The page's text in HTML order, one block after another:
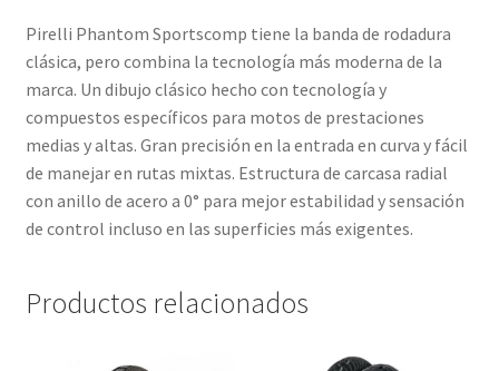
Pirelli Phantom Sportscomp tiene la banda de rodadura
clásica, pero combina la tecnología más moderna de la
marca. Un dibujo clásico hecho con tecnología y
compuestos específicos para motos de prestaciones
medias y altas. Gran precisión en la entrada en curva y fácil
de manejar en rutas mixtas. Estructura de carcasa radial
con anillo de acero a 0° para mejor estabilidad y sensación
de control incluso en las superficies más exigentes.
Productos relacionados